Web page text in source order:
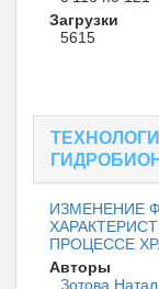
Загрузки
5615
ИЗМЕНЕНИЕ
ПРОЦЕССЕ
Авторы
Зотова